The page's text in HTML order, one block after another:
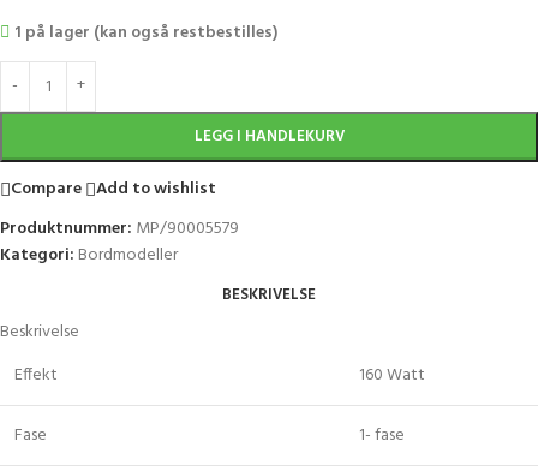
1 på lager (kan også restbestilles)
LEGG I HANDLEKURV
Compare Add to wishlist
Produktnummer: MP/90005579
Kategori: Bordmodeller
BESKRIVELSE
Beskrivelse
Effekt
160 Watt
Fase 1- fase